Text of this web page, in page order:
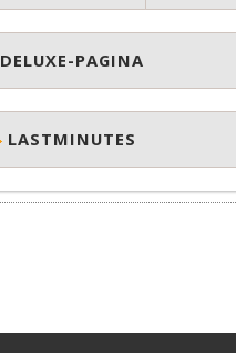
DELUXE-PAGINA
LASTMINUTES